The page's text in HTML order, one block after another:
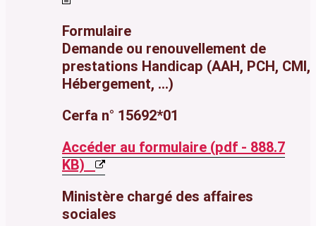
Formulaire
Demande ou renouvellement de
prestations Handicap (AAH, PCH, CMI,
Hébergement, ...)
Cerfa n° 15692*01
Accéder au formulaire (pdf - 888.7
KB)
Ministère chargé des affaires
sociales